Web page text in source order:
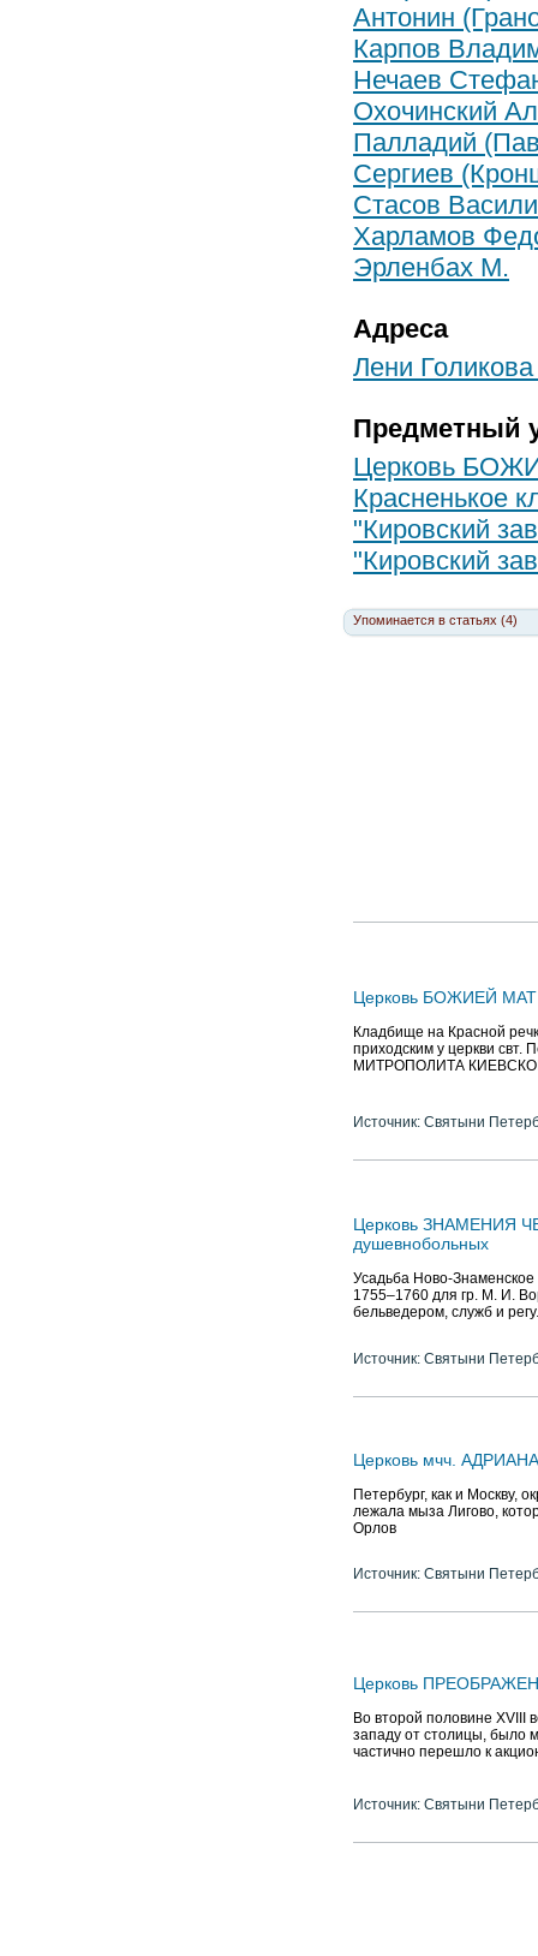
Антонин
Карпов
Нечаев
Охочинский
Палладий
Сергиев
Стасов
Харламов
Эрленбах М.
Адреса
Лени
Предметный
Церковь
Красненькое
"Кировский
"Кировский
Упоминается в статьях (4)
Церковь БОЖИЕЙ
Кладбище на Красной
приходским у церкви свт.
МИТРОПОЛИТА
Источник: Святыни
Церковь ЗНАМЕНИЯ
душевнобольных
Усадьба Ново-
1755–1760 для гр. М. И.
бельведером, служб и
Источник: Святыни
Церковь мчч.
Петербург, как и Москву,
лежала мыза Лигово,
Орлов
Источник: Святыни
Церковь
Во второй половине XVIII
западу от столицы, было
частично перешло к
Источник: Святыни